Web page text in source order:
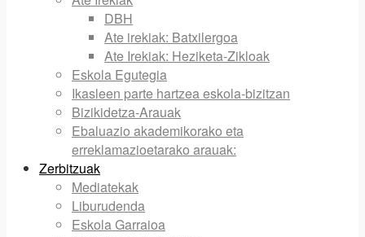
DBH
Ate irekiak: Batxilergoa
Ate Irekiak: Heziketa-Zikloak
Eskola Egutegia
Ikasleen parte hartzea eskola-bizitzan
Bizikidetza-Arauak
Ebaluazio akademikorako eta
erreklamazioetarako arauak:
Zerbitzuak
Mediatekak
Liburudenda
Eskola Garraioa